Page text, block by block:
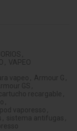
,
, VAPEO
vapeo , Armour G ,
GS ,
recargable ,
,
pod vaporesso ,
, sistema antifugas ,